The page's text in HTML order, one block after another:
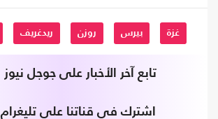
غزة بيرس روزن ريدغريف
تابع آخر الأخبار على جوجل نيوز
اشترك في قناتنا على تليغرام